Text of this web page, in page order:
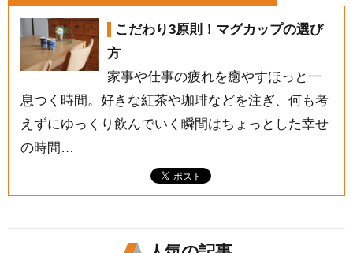
こだわり3原則！マグカップの選び
方
家事や仕事の疲れを癒やすほっと一
息つく時間。好きな紅茶や珈琲などを注ぎ、何も考
えずにゆっくり飲んでいく瞬間はちょっとした幸せ
の時間…